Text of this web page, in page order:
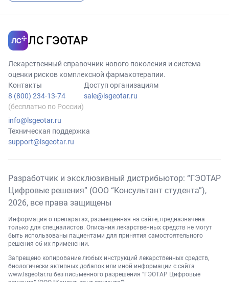
ЛС ГЭОТАР
Лекарственный справочник нового поколения и система
оценки рисков комплексной фармакотерапии.
Контакты
8 (800) 234-13-74
(бесплатно по России)
info@lsgeotar.ru
Доступ организациям
sale@lsgeotar.ru
Техническая поддержка
support@lsgeotar.ru
Разработчик и эксклюзивный дистрибьютор: “ГЭОТАР
Цифровые решения” (ООО “Консультант студента”),
2026, все права защищены
Информация о препаратах, размещенная на сайте, предназначена
только для специалистов. Описания лекарственных средств не могут
быть использованы пациентами для принятия самостоятельного
решения об их применении.
Запрещено копирование любых инструкций лекарственных средств,
биологически активных добавок или иной информации с сайта
www.lsgeotar.ru без письменного разрешения “ГЭОТАР Цифровые